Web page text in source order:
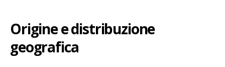
Origine e distribuzione
geografica